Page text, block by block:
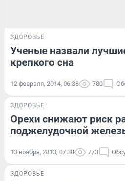
ЗДОРОВЬЕ
Ученые назвали
крепкого сна
12 февраля, 2014, 06:38 780
ЗДОРОВЬЕ
Орехи снижают риск
поджелудочной
13 ноября, 2013, 07:38 773
ЗДОРОВЬЕ